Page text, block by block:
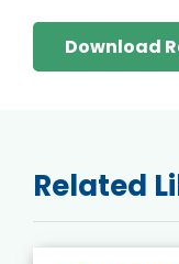
Download
Related